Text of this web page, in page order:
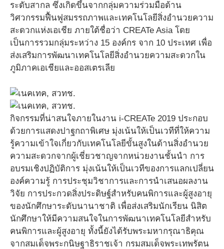
ระดับสากล ซึ่งเกิดขึ้นจากกลุ่มความร่วมมือด้าน
วิศวกรรมฟื้นฟูสมรรถภาพและเทคโนโลยีสิ่งอำนวยความ
สะดวกแห่งเอเชีย ภายใต้ชื่อว่า CREATe Asia โดย
เป็นการรวมกลุ่มระหว่าง 15 องค์กร จาก 10 ประเทศ เพื่อ
ส่งเสริมการพัฒนาเทคโนโลยีสิ่งอำนวยความสะดวกใน
ภูมิภาคเอเชียและออสเตรเลีย
กิจกรรมที่น่าสนใจภายในงาน i-CREATe 2019 ประกอบ
ด้วยการแสดงปาฐกถาพิเศษ มุ่งเน้นให้เป็นเวทีที่ให้ความ
รู้ความเข้าใจเกี่ยวกับเทคโนโลยีขั้นสูงในด้านสิ่งอำนวย
ความสะดวกจากผู้เชี่ยวชาญจากหน่วยงานชั้นนำ การ
อบรมเชิงปฏิบัติการ มุ่งเน้นให้เป็นเวทีของการแลกเปลี่ยน
องค์ความรู้ การประชุมวิชาการและการนำเสนอผลงาน
วิจัย การประกวดสิ่งประดิษฐ์สำหรับคนพิการและผู้สูงอายุ
ของนักศึกษาระดับนานาชาติ เพื่อส่งเสริมนักเรียน นิสิต
นักศึกษาให้มีความสนใจในการพัฒนาเทคโนโลยีสำหรับ
คนพิการและผู้สูงอายุ ทั้งนี้ยังได้รับพระมหากรุณาธิคุณ
จากสมเด็จพระกนิษฐาธิราชเจ้า กรมสมเด็จพระเทพรัตน